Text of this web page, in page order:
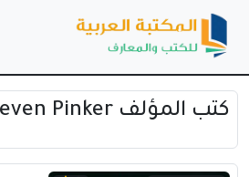
كتب المؤلف Steven Pinker